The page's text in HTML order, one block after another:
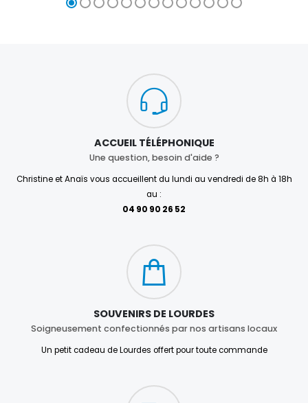
ACCUEIL TÉLÉPHONIQUE
Une question, besoin d'aide ?
Christine et Anaïs vous accueillent du lundi au vendredi de 8h à 18h
au :
04 90 90 26 52
SOUVENIRS DE LOURDES
Soigneusement confectionnés par nos artisans locaux
Un petit cadeau de Lourdes offert pour toute commande